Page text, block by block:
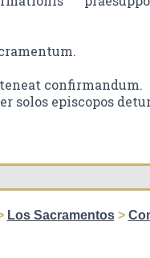
confirmandum.
solos episcopos
Los Sacramentos>